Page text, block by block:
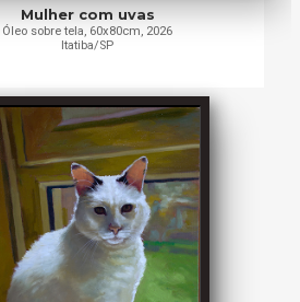
Mulher com uvas
Óleo sobre tela, 60x80cm, 2026
Itatiba/SP